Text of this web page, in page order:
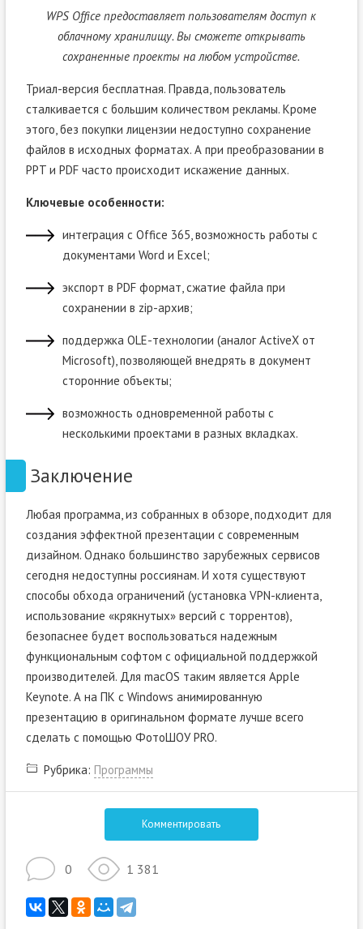
WPS Office предоставляет пользователям доступ к
облачному хранилищу. Вы сможете открывать
сохраненные проекты на любом устройстве.
Триал-версия бесплатная. Правда, пользователь
сталкивается с большим количеством рекламы. Кроме
этого, без покупки лицензии недоступно сохранение
файлов в исходных форматах. А при преобразовании в
PPT и PDF часто происходит искажение данных.
Ключевые особенности:
интеграция с Office 365, возможность работы с
документами Word и Excel;
экспорт в PDF формат, сжатие файла при
сохранении в zip-архив;
поддержка OLE-технологии (аналог ActiveX от
Microsoft), позволяющей внедрять в документ
сторонние объекты;
возможность одновременной работы с
несколькими проектами в разных вкладках.
Заключение
Любая программа, из собранных в обзоре, подходит для
создания эффектной презентации с современным
дизайном. Однако большинство зарубежных сервисов
сегодня недоступны россиянам. И хотя существуют
способы обхода ограничений (установка VPN-клиента,
использование «крякнутых» версий с торрентов),
безопаснее будет воспользоваться надежным
функциональным софтом с официальной поддержкой
производителей. Для macOS таким является Apple
Keynote. А на ПК с Windows анимированную
презентацию в оригинальном формате лучше всего
сделать с помощью ФотоШОУ PRO.
Рубрика: Программы
Комментировать
0 1 381